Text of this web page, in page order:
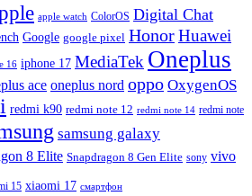
apple watch ColorOS Digital Chat
Google google pixel HonorHuawei
16 iphone 17 MediaTek Oneplus
ace oneplus nord oppo OxygenOS
redmi k90 redmi note 12 redmi note 14 redmi note
samsung galaxy
8 Elite Snapdragon 8 Gen Elite sony vivo
15 xiaomi 17 смартфон